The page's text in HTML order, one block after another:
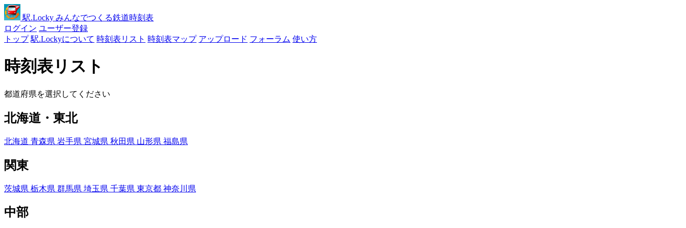
駅.Locky みんなでつくる鉄道時刻表
ログイン ユーザー登録
トップ 駅.Lockyについて 時刻表リスト 時刻表マップ アップロード フォーラム 使い方
時刻表リスト
都道府県を選択してください
北海道・東北
北海道 青森県 岩手県 宮城県 秋田県 山形県 福島県
関東
茨城県 栃木県 群馬県 埼玉県 千葉県 東京都 神奈川県
中部